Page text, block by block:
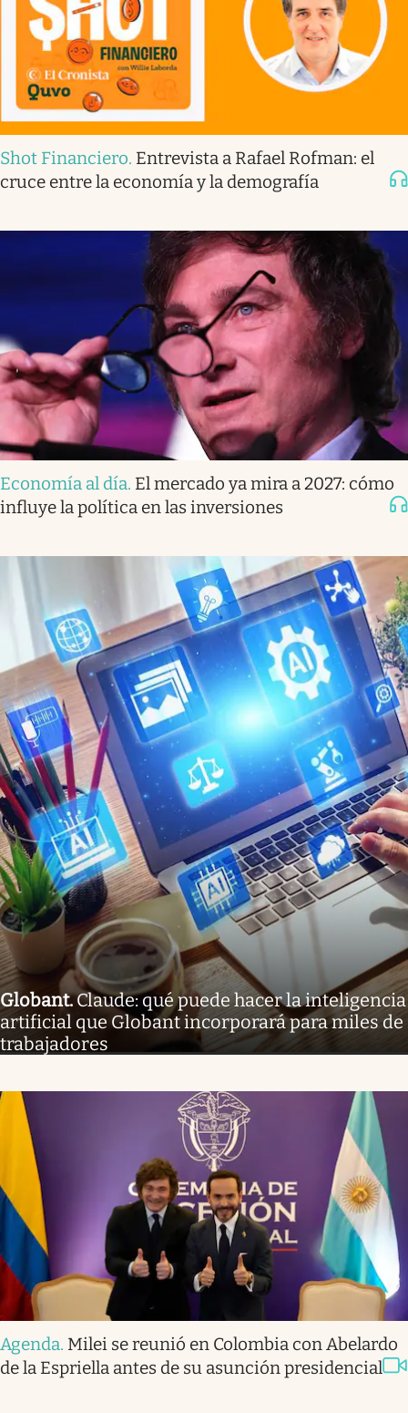
Shot Financiero. Entrevista a Rafael Rofman: el
cruce entre la economía y la demografía
Economía al día. El mercado ya mira a 2027: cómo
influye la política en las inversiones
Globant.Claude: qué puede hacer la inteligencia
artificial que Globant incorporará para miles de
trabajadores
Agenda. Milei se reunió en Colombia con Abelardo
de la Espriella antes de su asunción presidencial